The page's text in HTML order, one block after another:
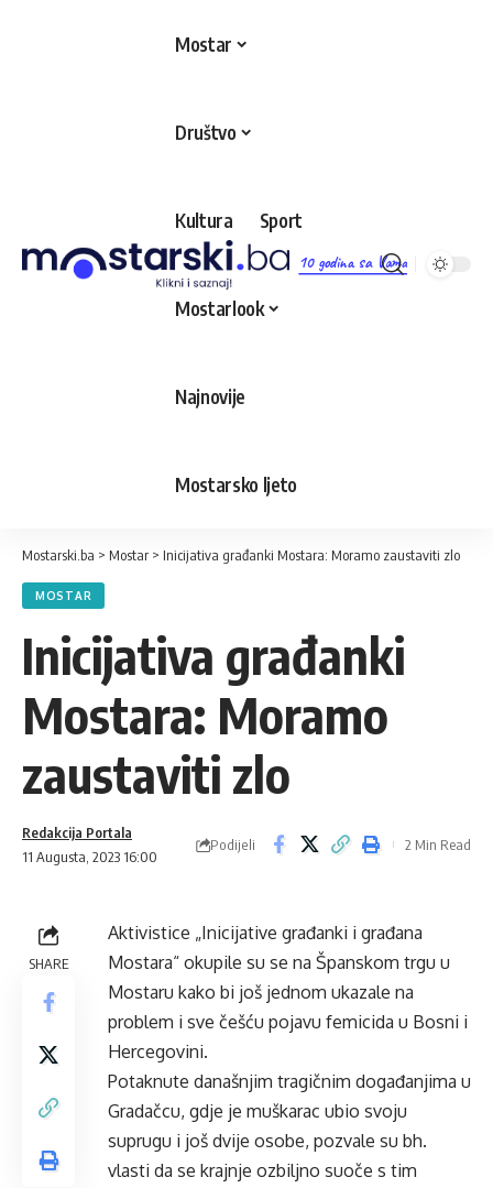
10 godina sa Vama
Mostar
Društvo
Kultura Sport
Mostarlook
Najnovije
Mostarsko ljeto
Mostarski.ba > Mostar > Inicijativa građanki Mostara: Moramo zaustaviti zlo
MOSTAR
Inicijativa građanki
Mostara: Moramo
zaustaviti zlo
11 Augusta, 2023 16:00
Redakcija Portala
Podijeli 2 Min Read
SHARE
Aktivistice „Inicijative građanki i građana
Mostara“ okupile su se na Španskom trgu u
Mostaru kako bi još jednom ukazale na
problem i sve češću pojavu femicida u Bosni i
Hercegovini.
Potaknute današnjim tragičnim događanjima u
Gradačcu, gdje je muškarac ubio svoju
suprugu i još dvije osobe, pozvale su bh.
vlasti da se krajnje ozbiljno suoče s tim